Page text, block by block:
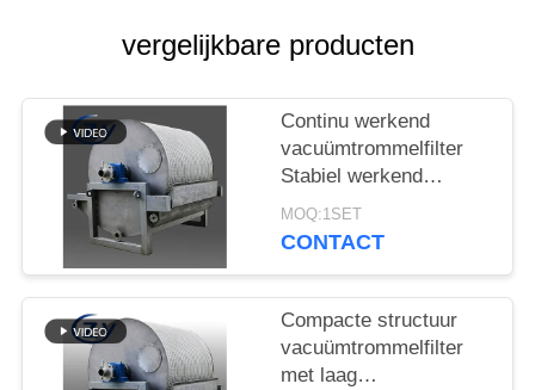
PRIVACYvergelijkbare producten
Continu werkend
vacuümtrommelfilter
Stabiel werkend
ontwateringsapparatuur
voor de
MOQ:1SET
CONTACT
Compacte structuur
vacuümtrommelfilter
met laag